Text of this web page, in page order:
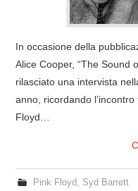
In occasione della
Alice Cooper, “The Sound
rilasciato una intervista
anno, ricordando
Floyd…
Pink Floyd, Syd Barrett